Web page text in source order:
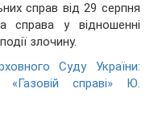
справ від 29 серпня
справа у відношенні
злочину.
Суду України:
«Газовій справі» Ю.